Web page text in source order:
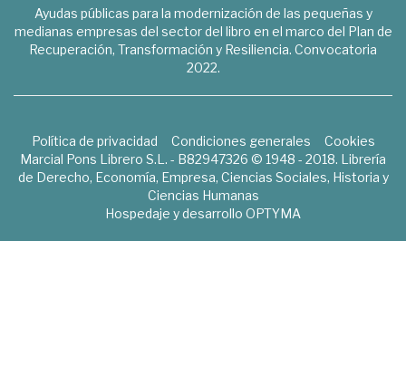
Ayudas públicas para la modernización de las pequeñas y
medianas empresas del sector del libro en el marco del Plan de
Recuperación, Transformación y Resiliencia. Convocatoria
2022.
Política de privacidad Condiciones generales
Cookies
Marcial Pons Librero S.L. - B82947326 © 1948 - 2018. Librería
de Derecho, Economía, Empresa, Ciencias Sociales, Historia y
Ciencias Humanas
Hospedaje y desarrollo OPTYMA